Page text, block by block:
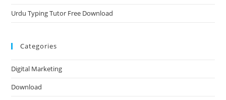
Urdu Typing Tutor Free Download
Categories
Digital Marketing
Download